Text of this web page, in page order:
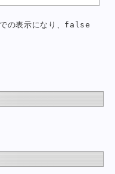
の表示になり、false